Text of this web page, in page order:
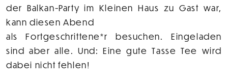
der Balkan-Party im Kleinen Haus zu Gast war,
kann diesen Abend
als Fortgeschrittene*r besuchen. Eingeladen
sind aber alle. Und: Eine gute Tasse Tee wird
dabei nicht fehlen!